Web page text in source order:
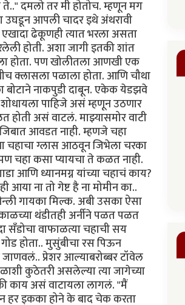
दमलो तर मी होतोच. म्हणून मग
आपली चादर इथे अंथरावी
ढेकूणही त्यात भरला असता
होती. अशा जागी इतकी शांत
होता. पण खोलीतला आणखी एक
क्लासला पळाला होता. आणि चौथा
बोटाने नाकपुडी दाबून. एकेक येडझवे
पाहिजे असं म्हणून उठणार
होती असं वाटलं. माझ्यासमोर वाटी
आवडत नाही. म्हणजे चहा
चहाचा ग्लास आठवून जिभेला चरका
चहा कसा प्यायचा ते कळत नाही.
आणि ध्यानमग्न यांच्या चहाचं काय?
ना तो गेष्ट है ना मोमीन का..
गायका मिल्क. अबी उसका ऐसा
थंडीतही अर्नीने पळत पळत
वाफाळत्या चहाची सय
होता.. मुसुंबीचा रस पिऊन
प्रेशर आल्याबरोब्बर टॉवेल
कुठेतरी असलेल्या त्या जागेच्या
काय असं वाटायला लागलं. "मैं
हर इकका होने के बाद चेक करता